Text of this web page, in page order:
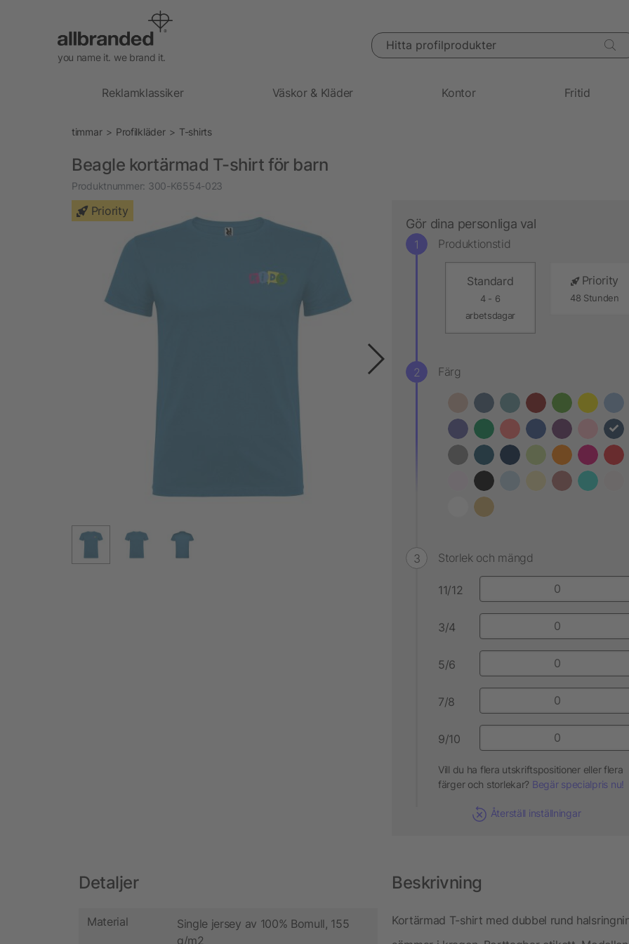
you name it. we brand it.
Hitta profilprodukter
Reklamklassiker Väskor & Kläder Kontor Fritid
timmar Profilkläder T-shirts
Beagle kortärmad T-shirt för barn
Produktnummer: 300-K6554-023
Priority
Gör dina personliga val
Produktionstid
Standard
4 - 6
arbetsdagar
Priority
48 Stunden
Färg
Storlek och mängd
11/12
3/4
5/6
7/8
9/10
Vill du ha flera utskriftspositioner eller flera
färger och storlekar? Begär specialpris nu!
Återställ inställningar
Detaljer
Material
Single jersey av 100% Bomull, 155
g/m2
Beskrivning
Kortärmad T-shirt med dubbel rund